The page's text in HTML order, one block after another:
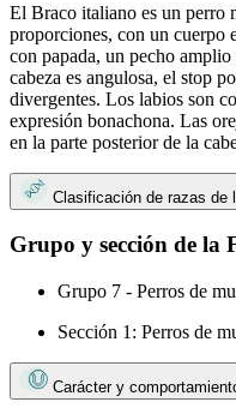
El Braco italiano es un perro
proporciones, con un cuerpo
con papada, un pecho
cabeza es angulosa, el stop
divergentes. Los labios son
expresión bonachona. Las
en la parte posterior de la
Clasificación de razas de
Grupo y sección de la
Grupo 7 - Perros de
Sección 1: Perros de
Carácter y